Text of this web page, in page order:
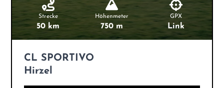
Strecke
50 km
Höhenmeter
750 m
GPX
Link
CL SPORTIVO
Hirzel